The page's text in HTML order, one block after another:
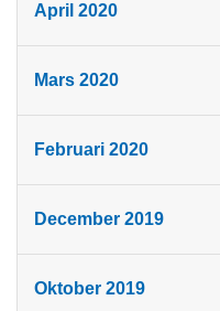
April 2020
Mars 2020
Februari 2020
December 2019
Oktober 2019